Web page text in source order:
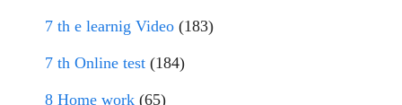
7 th e learnig Video (183)
7 th Online test (184)
8 Home work (65)